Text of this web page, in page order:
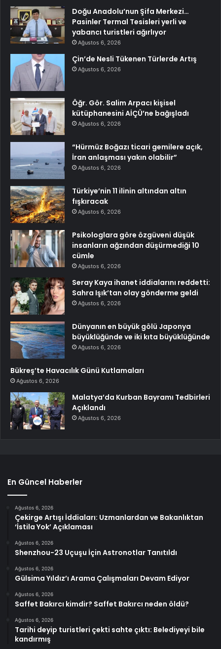
Doğu Anadolu’nun Şifa Merkezi…
Pasinler Termal Tesisleri yerli ve
yabancı turistleri ağırlıyor
Ağustos 6, 2026
Çin’de Nesli Tükenen Türlerde Artış
Ağustos 6, 2026
Öğr. Gör. Salim Arpacı kişisel
kütüphanesini AİÇÜ’ne bağışladı
Ağustos 6, 2026
“Hürmüz Boğazı ticari gemilere açık,
İran anlaşması yakın olabilir”
Ağustos 6, 2026
Türkiye’nin 11 ilinin altından altın
fışkıracak
Ağustos 6, 2026
Psikologlara göre özgüveni düşük
insanların ağzından düşürmediği 10
cümle
Ağustos 6, 2026
Seray Kaya ihanet iddialarını reddetti:
Sahra Işık’tan olay gönderme geldi
Ağustos 6, 2026
Dünyanın en büyük gölü Japonya
büyüklüğünde ve iki kıta büyüklüğünde
Ağustos 6, 2026
Bükreş’te Havacılık Günü Kutlamaları
Ağustos 6, 2026
Malatya’da Kurban Bayramı Tedbirleri
Açıklandı
Ağustos 6, 2026
En Güncel Haberler
Ağustos 6, 2026
Çekirge Artışı İddiaları: Uzmanlardan ve Bakanlıktan
‘İstila Yok’ Açıklaması
Ağustos 6, 2026
Shenzhou-23 Uçuşu İçin Astronotlar Tanıtıldı
Ağustos 6, 2026
Gülsima Yıldız’ı Arama Çalışmaları Devam Ediyor
Ağustos 6, 2026
Saffet Bakırcı kimdir? Saffet Bakırcı neden öldü?
Ağustos 6, 2026
Tarihi deyip turistleri çekti sahte çıktı: Belediyeyi bile
kandırmış